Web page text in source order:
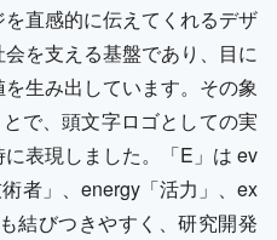
直感的に伝えてくれるデザ
を支える基盤であり、目に
生み出しています。その象
で、頭文字ロゴとしての実
表現しました。「E」は ev
者」、energy「活力」、ex
結びつきやすく、研究開発